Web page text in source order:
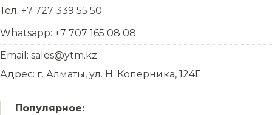
Тел: +7 727 339 55 50
Whatsapp: +7 707 165 08 08
Email: sales@ytm.kz
Адрес: г. Алматы, ул. Н. Коперника, 124Г
Популярное: